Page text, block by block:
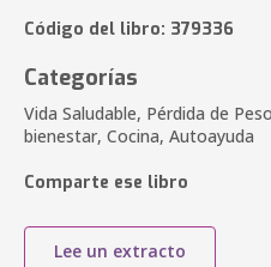
Código del libro: 379336
Categorías
Vida Saludable, Pérdida de
bienestar, Cocina, Autoayuda
Comparte ese libro
Lee un extracto